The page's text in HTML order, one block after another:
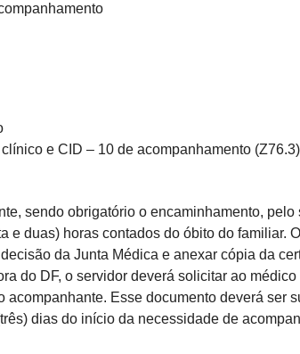
e CID – 10 de acompanhamento (Z76.3)
sendo obrigatório o encaminhamento, pelo
duas) horas contados do óbito do familiar.
da Junta Médica e anexar cópia da
do DF, o servidor deverá solicitar ao
Esse documento deverá ser
dias do início da necessidade de